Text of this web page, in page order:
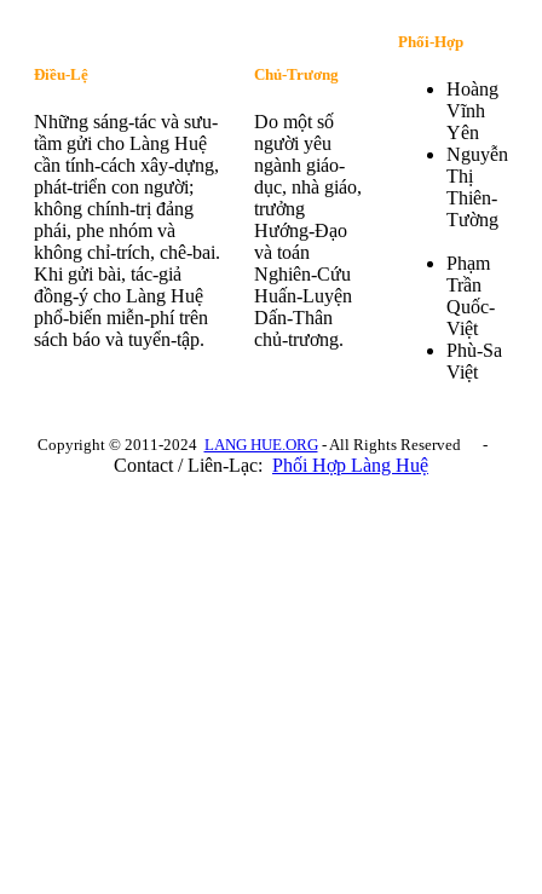
Điều-Lệ
Những sáng-tác và sưu-
tầm gửi cho Làng Huệ
cần tính-cách xây-dựng,
phát-triển con người;
không chính-trị đảng
phái, phe nhóm và
không chỉ-trích, chê-bai.
Khi gửi bài, tác-giả
đồng-ý cho Làng Huệ
phổ-biến miễn-phí trên
sách báo và tuyển-tập.
Chủ-Trương
Do một số
người yêu
ngành giáo-
dục, nhà giáo,
trưởng
Hướng-Đạo
và toán
Nghiên-Cứu
Huấn-Luyện
Dấn-Thân
chủ-trương.
Phối-Hợp
Hoàng
Vĩnh
Yên
Nguyễn
Thị
Thiên-
Tường
Phạm
Trần
Quốc-
Việt
Phù-Sa
Việt
Copyright © 2011-2024 LANG HUE.ORG- All Rights Reserved -
Contact / Liên-Lạc: Phối Hợp Làng Huệ